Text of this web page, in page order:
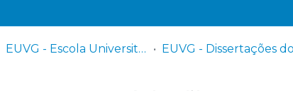
EUVG - Escola Universitária Vasco da Gama